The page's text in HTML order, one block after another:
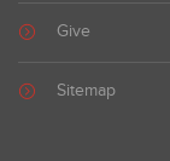
Give
Sitemap